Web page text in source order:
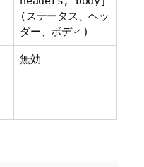
(ステータス、ヘッ
ダー、ボディ)
無効